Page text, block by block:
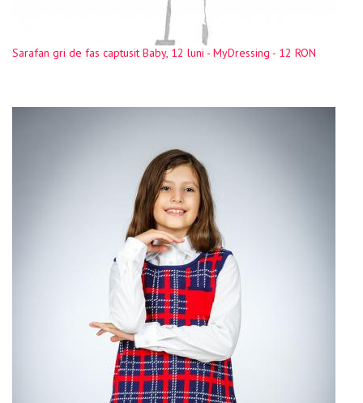
Sarafan gri de fas captusit Baby, 12 luni - MyDressing - 12 RON